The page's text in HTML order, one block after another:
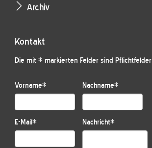
Archiv
Kontakt
Die mit * markierten Felder sind Pflichtfelder
Vorname* Nachname*
E-Mail* Nachricht*